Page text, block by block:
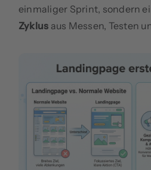
einmaliger Sprint, sondern
Zyklus aus Messen, Testen